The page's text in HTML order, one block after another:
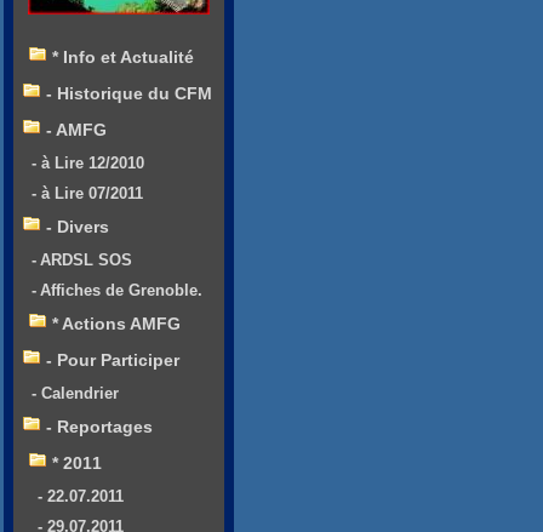
* Info et Actualité
- Historique du CFM
- AMFG
- à Lire 12/2010
- à Lire 07/2011
- Divers
- ARDSL SOS
- Affiches de Grenoble.
* Actions AMFG
- Pour Participer
- Calendrier
- Reportages
* 2011
- 22.07.2011
- 29.07.2011